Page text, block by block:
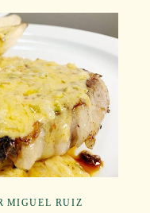
MIGUEL RUIZ